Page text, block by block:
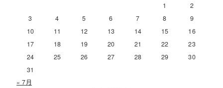
1
2
3
4 5 6 7 8
9
10
11 12 13 14 15
16
17
18 19 20 21 22
23
24
25 26 27 28 29
30
31
« 7月